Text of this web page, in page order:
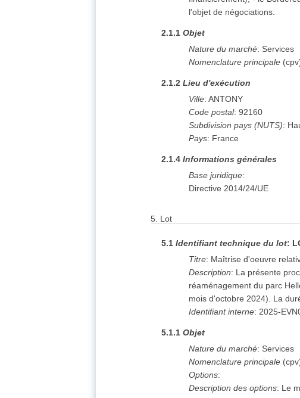
l'objet de négociations.
2.1.1Objet
Nature du marché: Services
Nomenclature principale (cpv
2.1.2Lieu d'exécution
Ville:ANTONY
Code postal:92160
Subdivision pays (NUTS):
Pays: France
2.1.4Informations générales
Base juridique:
Directive 2014/24/UE
5. Lot
5.1Identifiant technique du lot:
Titre: Maîtrise d'oeuvre
Description: La présente
réaménagement du parc
mois d'octobre 2024). La
Identifiant interne:2025-
5.1.1Objet
Nature du marché: Services
Nomenclature principale (cpv
Options:
Description des options: Le